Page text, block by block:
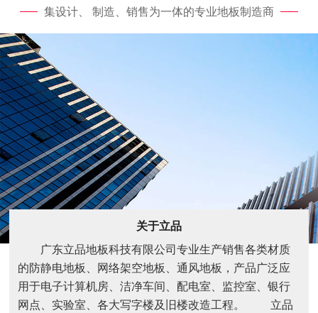
集设计、 制造、销售为一体的专业地板制造商
关于立品
广东立品地板科技有限公司专业生产销售各类材质
的防静电地板、网络架空地板、通风地板，产品广泛应
用于电子计算机房、洁净车间、配电室、监控室、银行
网点、实验室、各大写字楼及旧楼改造工程。 立品